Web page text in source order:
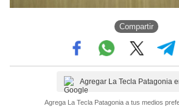
Compartir
Agregar La Tecla Patagonia
Agrega La Tecla Patagonia a tus medios